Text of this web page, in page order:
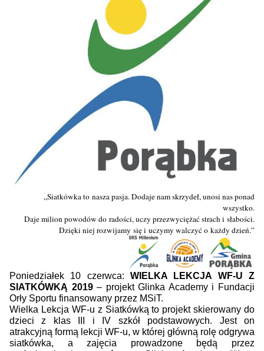
„Siatkówka to nasza pas­ja. Do­daje nam skrzy­deł, uno­si nas po­nad
wszystko.
Da­je mi­lion po­wodów do ra­dości, uczy przez­wy­ciężać strach i słabości.
Dzięki niej roz­wi­jamy się i uczy­my wal­czyć o każdy dzień.”
Poniedziałek 10 czerwca: WIELKA LEKCJA WF-U Z
SIATKÓWKĄ 2019– projekt Glinka Academy i Fundacji
Orły Sportu finansowany przez MSiT.
Wielka Lekcja WF-u z Siatkówką to projekt skierowany do
dzieci z klas III i IV szkół podstawowych. Jest on
atrakcyjną formą lekcji WF-u, w której główną rolę odgrywa
siatkówka, a zajęcia prowadzone będą przez